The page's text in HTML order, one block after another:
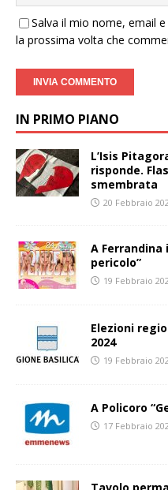
Salva il mio nome, email
la prossima volta che
IN PRIMO PIANO
L’Isis
risponde.
smembrata
20 Febbraio
A Ferrandina
pericolo”
19 Febbraio
Elezioni
2024
19 Febbraio
A Policoro
17 Febbraio
Tavolo